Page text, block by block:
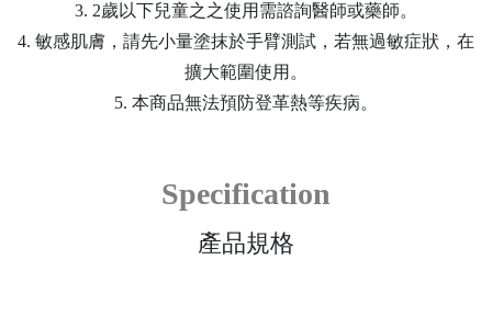
3. 2歲以下兒童之之使用需諮詢醫師或藥師。
4. 敏感肌膚，請先小量塗抹於手臂測試，若無過敏症狀，在
擴大範圍使用。
5. 本商品無法預防登革熱等疾病。
Specification
產品規格